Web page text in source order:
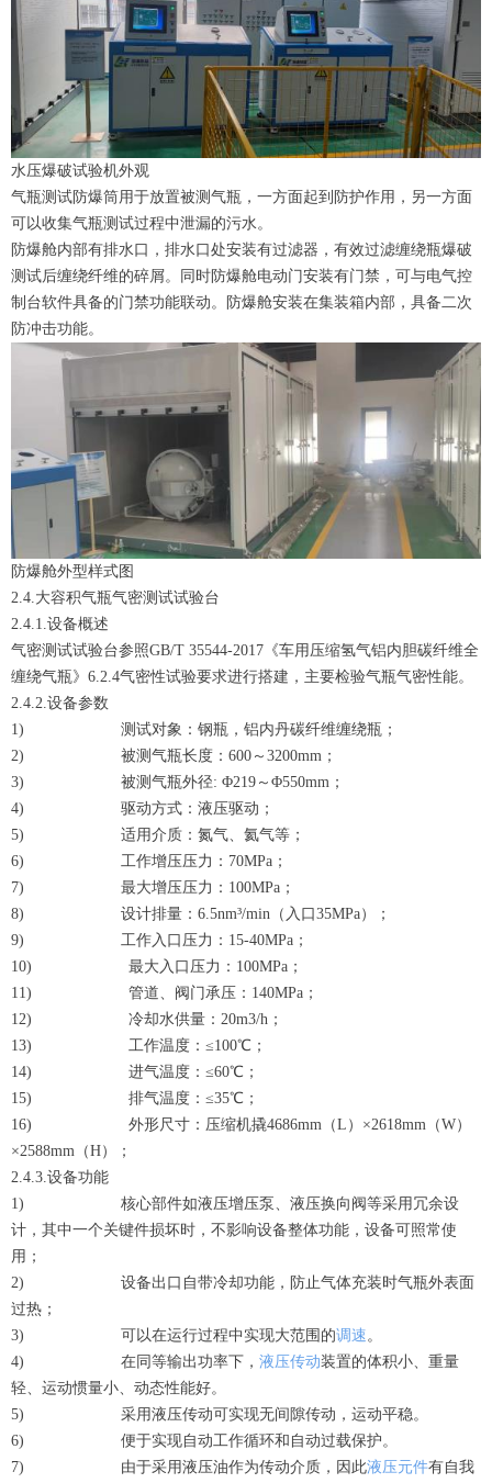
水压爆破试验机外观
气瓶测试防爆筒用于放置被测气瓶，一方面起到防护作用，另一方面
可以收集气瓶测试过程中泄漏的污水。
防爆舱内部有排水口，排水口处安装有过滤器，有效过滤缠绕瓶爆破
测试后缠绕纤维的碎屑。同时防爆舱电动门安装有门禁，可与电气控
制台软件具备的门禁功能联动。防爆舱安装在集装箱内部，具备二次
防冲击功能。
防爆舱外型样式图
2.4.大容积气瓶气密测试试验台
2.4.1.设备概述
气密测试试验台参照GB/T 35544-2017《车用压缩氢气铝内胆碳纤维全
缠绕气瓶》6.2.4气密性试验要求进行搭建，主要检验气瓶气密性能。
2.4.2.设备参数
1) 测试对象：钢瓶，铝内丹碳纤维缠绕瓶；
2) 被测气瓶长度：600～3200mm；
3) 被测气瓶外径: Φ219～Φ550mm；
4) 驱动方式：液压驱动；
5) 适用介质：氮气、氦气等；
6) 工作增压压力：70MPa；
7) 最大增压压力：100MPa；
8) 设计排量：6.5nm³/min（入口35MPa）；
9) 工作入口压力：15-40MPa；
10) 最大入口压力：100MPa；
11) 管道、阀门承压：140MPa；
12) 冷却水供量：20m3/h；
13) 工作温度：≤100℃；
14) 进气温度：≤60℃；
15) 排气温度：≤35℃；
16) 外形尺寸：压缩机撬4686mm（L）×2618mm（W）
×2588mm（H）；
2.4.3.设备功能
1) 核心部件如液压增压泵、液压换向阀等采用冗余设
计，其中一个关键件损坏时，不影响设备整体功能，设备可照常使
用；
2) 设备出口自带冷却功能，防止气体充装时气瓶外表面
过热；
3) 可以在运行过程中实现大范围的调速 。
4) 在同等输出功率下， 液压传动装置的体积小、重量
轻、运动惯量小、动态性能好。
5) 采用液压传动可实现无间隙传动，运动平稳。
6) 便于实现自动工作循环和自动过载保护。
7) 由于采用液压油作为传动介质，因此液压元件有自我